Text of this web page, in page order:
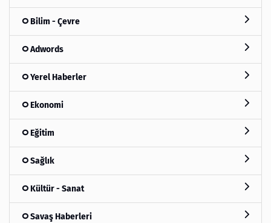
Bilim - Çevre
Adwords
Yerel Haberler
Ekonomi
Eğitim
Sağlık
Kültür - Sanat
Savaş Haberleri